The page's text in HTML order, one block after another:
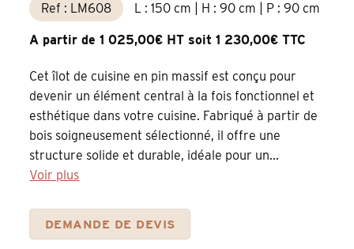
Ref : LM608 L : 150 cm | H : 90 cm | P : 90 cm
A partir de 1 025,00€ HT soit 1 230,00€ TTC
Cet îlot de cuisine en pin massif est conçu pour
devenir un élément central à la fois fonctionnel et
esthétique dans votre cuisine. Fabriqué à partir de
bois soigneusement sélectionné, il offre une
structure solide et durable, idéale pour un...
Voir plus
DEMANDE DE DEVIS